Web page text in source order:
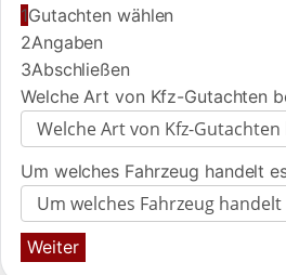
1Gutachten wählen
2Angaben
3Abschließen
Welche Art von Kfz-Gutachten
Um welches Fahrzeug handelt
Weiter